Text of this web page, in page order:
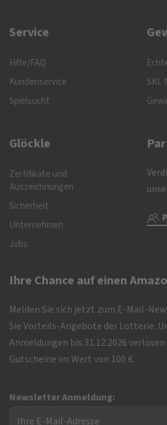
Service
Hilfe/FAQ
Kundenservice
Spielsucht
Glöckle
Zertifikate und
Auszeichnungen
Sicherheit
Unternehmen
Jobs
SKL
Ihre Chance auf einen
Melden Sie sich jetzt zum E-Mail-
Sie Vorteils-Angebote der Lotterie.
Anmeldungen bis 31.12.2026
Gutscheine im Wert von 100 €.
Newsletter Anmeldung: